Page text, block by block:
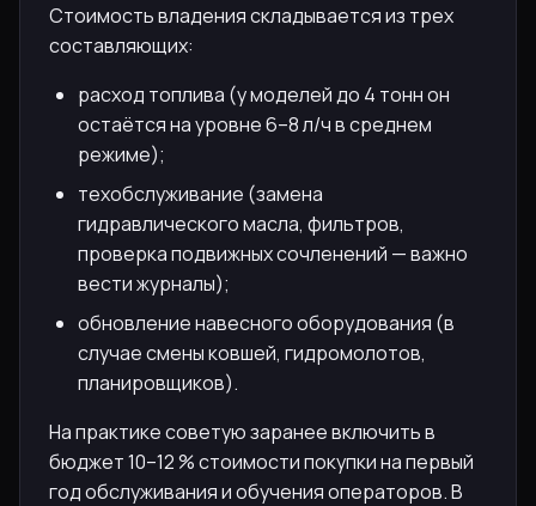
Стоимость владения складывается из трех
составляющих:
расход топлива (у моделей до 4 тонн он
остаётся на уровне 6–8 л/ч в среднем
режиме);
техобслуживание (замена
гидравлического масла, фильтров,
проверка подвижных сочленений — важно
вести журналы);
обновление навесного оборудования (в
случае смены ковшей, гидромолотов,
планировщиков).
На практике советую заранее включить в
бюджет 10–12 % стоимости покупки на первый
год обслуживания и обучения операторов. В